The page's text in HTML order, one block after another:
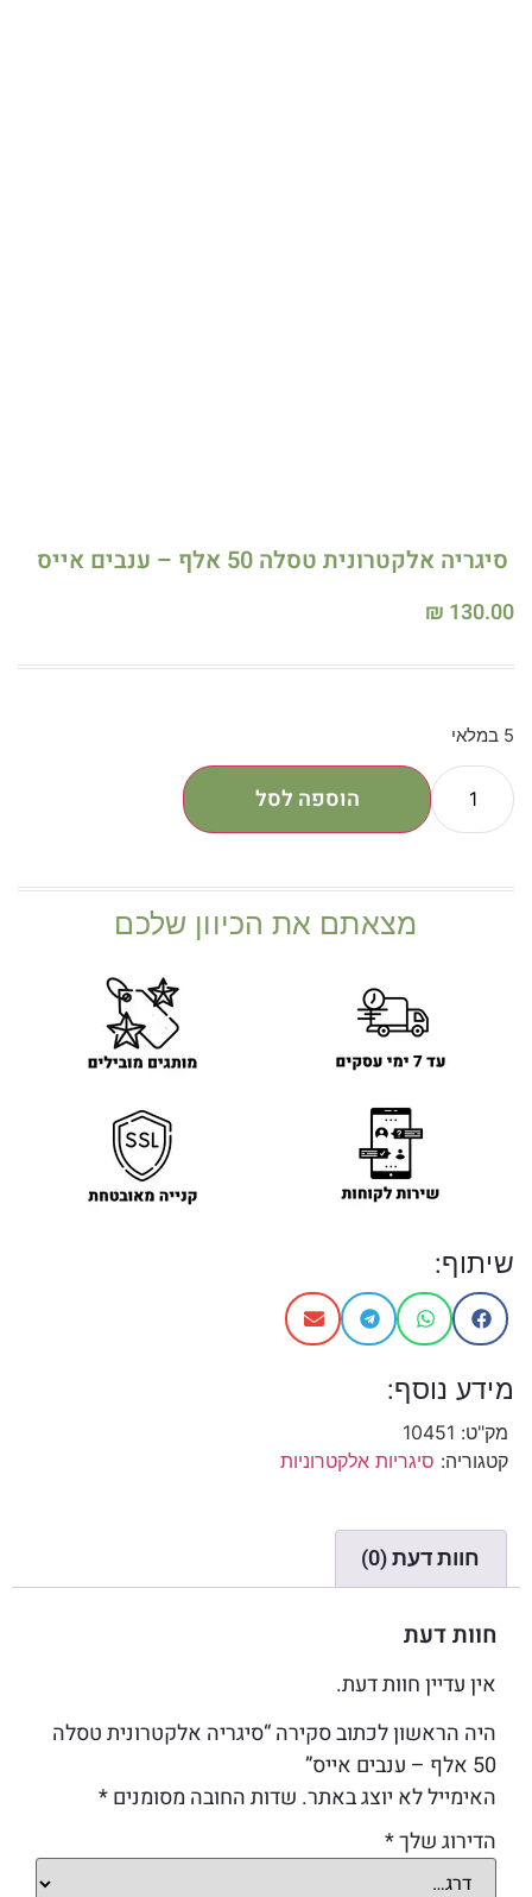
סיגריה אלקטרונית טסלה 50 אלף – ענבים אייס
₪ 130.00
5 במלאי
הוספה לסל
מצאתם את הכיוון שלכם
שיתוף:
מידע נוסף:
מק"ט: 10451
קטגוריה: סיגריות אלקטרוניות
חוות דעת (0)
חוות דעת
אין עדיין חוות דעת.
היה הראשון לכתוב סקירה “סיגריה אלקטרונית טסלה
50 אלף – ענבים אייס”
האימייל לא יוצג באתר. שדות החובה מסומנים*
הדירוג שלך*